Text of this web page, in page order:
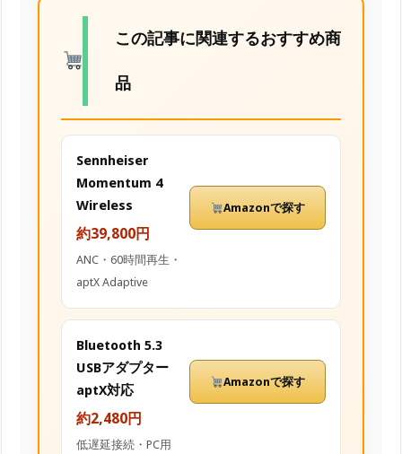
この記事に関連するおすすめ商
品
Sennheiser
Momentum 4
Wireless
約39,800円
ANC・60時間再生・
aptX Adaptive
Amazonで探す
Bluetooth 5.3
USBアダプター
aptX対応
約2,480円
低遅延接続・PC用
Amazonで探す